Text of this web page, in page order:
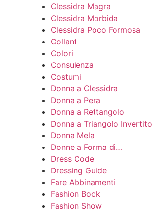
Clessidra Magra
Clessidra Morbida
Clessidra Poco Formosa
Collant
Colori
Consulenza
Costumi
Donna a Clessidra
Donna a Pera
Donna a Rettangolo
Donna a Triangolo Invertito
Donna Mela
Donne a Forma di…
Dress Code
Dressing Guide
Fare Abbinamenti
Fashion Book
Fashion Show